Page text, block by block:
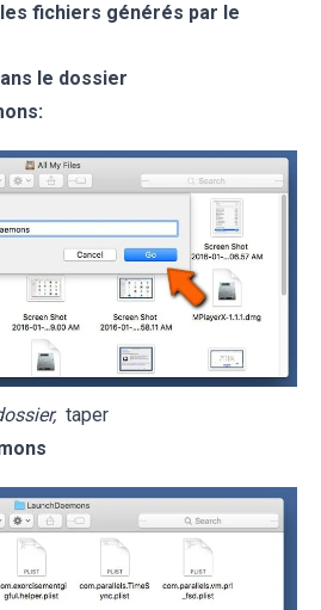
fichiers générés par le
le dossier
taper